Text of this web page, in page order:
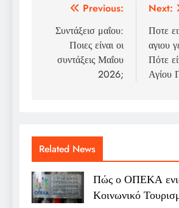
Post
navigation
Previous:
Συντάξεισ μαΐου:
Ποιες είναι οι
συντάξεις Μαΐου
2026;
Next:
Ποτε
αγιου
Πότε
Αγίου
Related News
Πώς ο ΟΠΕΚΑ
Κοινωνικό